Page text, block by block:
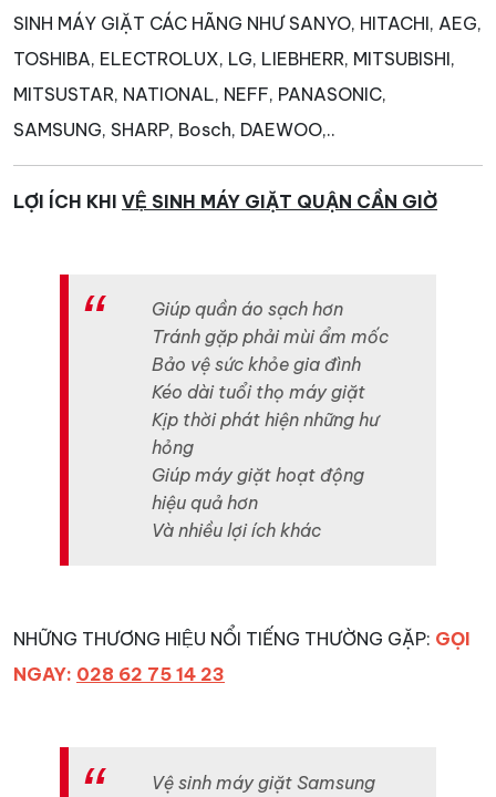
SINH MÁY GIẶT CÁC HÃNG NHƯ SANYO, HITACHI, AEG,
TOSHIBA, ELECTROLUX, LG, LIEBHERR, MITSUBISHI,
MITSUSTAR, NATIONAL, NEFF, PANASONIC,
SAMSUNG, SHARP, Bosch, DAEWOO,..
LỢI ÍCH KHI VỆ SINH MÁY GIẶT QUẬN CẦN GIỜ
Giúp quần áo sạch hơn
Tránh gặp phải mùi ẩm mốc
Bảo vệ sức khỏe gia đình
Kéo dài tuổi thọ máy giặt
Kịp thời phát hiện những hư
hỏng
Giúp máy giặt hoạt động
hiệu quả hơn
Và nhiều lợi ích khác
NHỮNG THƯƠNG HIỆU NỔI TIẾNG THƯỜNG GẶP: GỌI
NGAY: 028 62 75 14 23
Vệ sinh máy giặt Samsung